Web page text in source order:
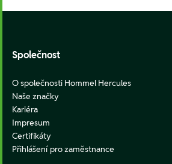
Společnost
O společnosti Hommel Hercules
Naše značky
Kariéra
Impresum
Certifikáty
Přihlášení pro zaměstnance